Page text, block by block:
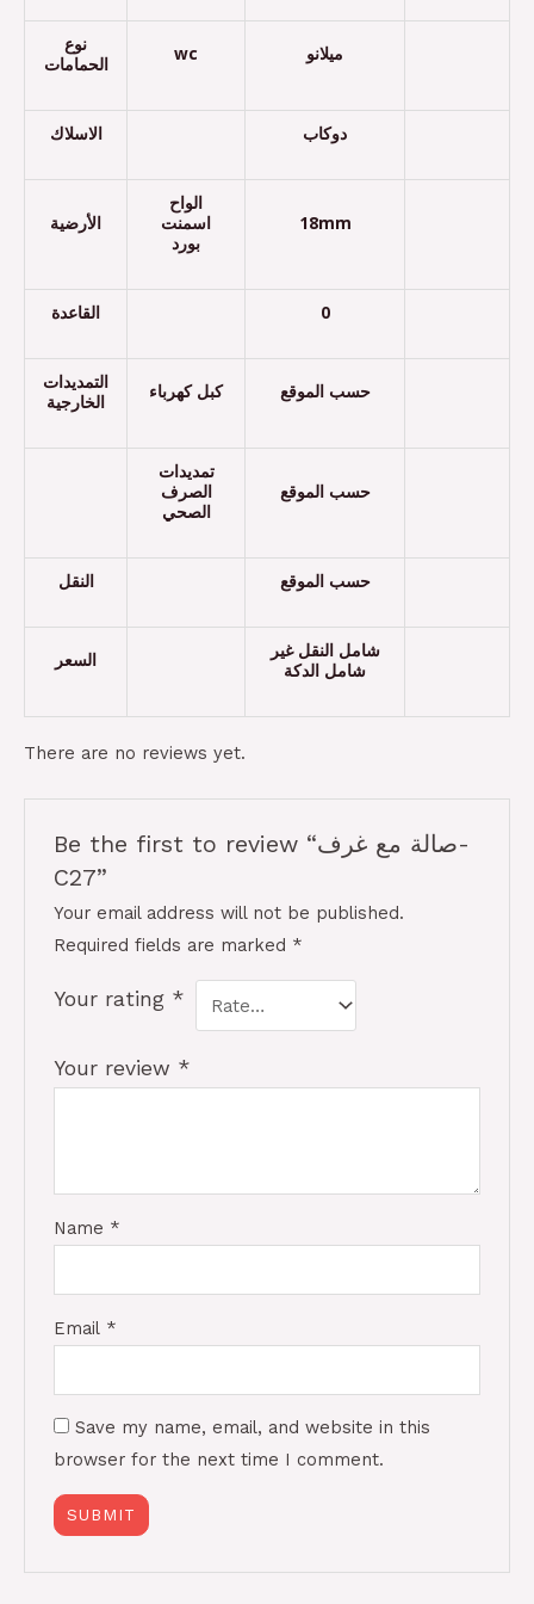
نوع
الحمامات
wc ميلانو
الاسلاك دوكاب
الأرضية
الواح
اسمنت
بورد
18mm
القاعدة 0
التمديدات
الخارجية
كبل كهرباء حسب الموقع
تمديدات
الصرف
الصحي
حسب الموقع
النقل حسب الموقع
السعر
شامل النقل غير
شامل الدكة
There are no reviews yet.
Be the first to review “صالة مع غرف-
C27”
Your email address will not be published.
Required fields are marked *
Your rating *
Your review *
Name *
Email *
Save my name, email, and website in this
browser for the next time I comment.